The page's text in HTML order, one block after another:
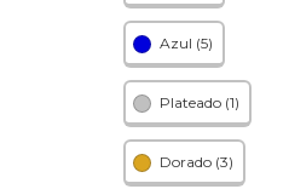
Azul (5)
Plateado (1)
Dorado (3)